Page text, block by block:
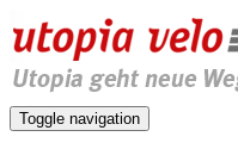
Toggle navigation